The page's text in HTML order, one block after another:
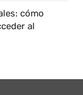
cómo
al